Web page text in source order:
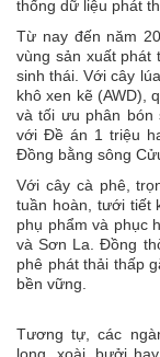
thống dữ liệu phát
Từ nay đến năm
vùng sản xuất phát
sinh thái. Với cây
khô xen kẽ (AWD),
và tối ưu phân bón
với Đề án 1 triệu
Đồng bằng sông
Với cây cà phê,
tuần hoàn, tưới tiết
phụ phẩm và phục
và Sơn La. Đồng
phê phát thải thấp
bền vững.
Tương tự, các
long, xoài, bưởi